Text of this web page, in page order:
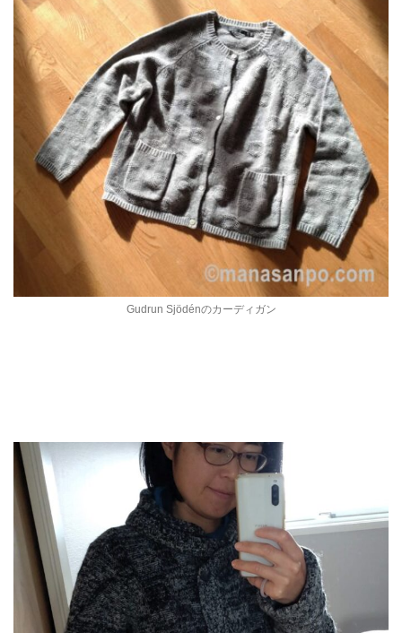
Gudrun Sjödénのカーディガン